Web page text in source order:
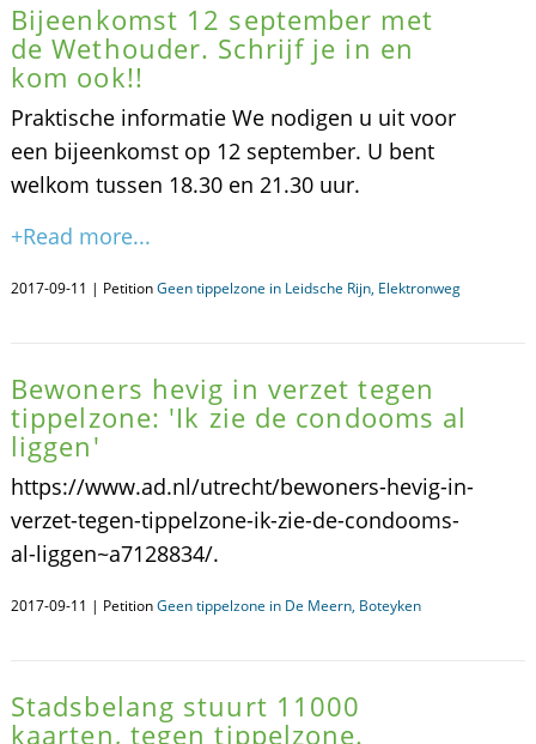
Bijeenkomst 12 september met
de Wethouder. Schrijf je in en
kom ook!!
Praktische informatie We nodigen u uit voor
een bijeenkomst op 12 september. U bent
welkom tussen 18.30 en 21.30 uur.
+Read more...
2017-09-11 | PetitionGeen tippelzone in Leidsche Rijn, Elektronweg
Bewoners hevig in verzet tegen
tippelzone: 'Ik zie de condooms al
liggen'
https://www.ad.nl/utrecht/bewoners-hevig-in-
verzet-tegen-tippelzone-ik-zie-de-condooms-
al-liggen~a7128834/.
2017-09-11 | PetitionGeen tippelzone in De Meern, Boteyken
Stadsbelang stuurt 11000
kaarten, tegen tippelzone.